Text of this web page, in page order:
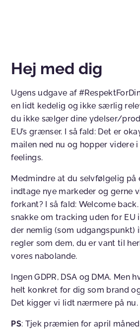
Hej med dig
Ugens udgave af
en lidt kedelig og ikke særlig
du ikke sælger dine ydelser/
EU’s grænser. I så fald: Det er
mailen ned nu og hopper videre
feelings.
Medmindre at du selvfølgelig på
indtage nye markeder og gerne
forkant? I så fald: Welcome
snakke om tracking uden for EU
der nemlig (som udgangspunkt)
regler som dem, du er vant til
vores nabolande.
Ingen GDPR, DSA og DMA. Men
helt konkret for dig som brand
Det kigger vi lidt nærmere på nu.
PS: Tjek præmien for april